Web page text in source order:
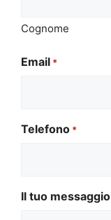
Cognome
Email *
Telefono *
Il tuo messaggio